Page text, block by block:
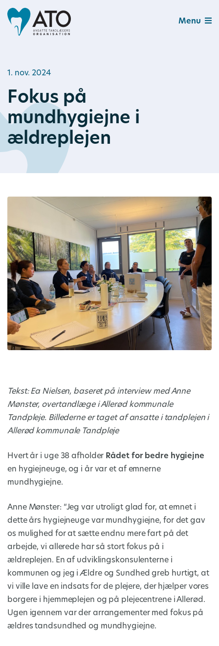
Menu
1. nov. 2024
Fokus på
mundhygiejne i
ældreplejen
Tekst: Ea Nielsen, baseret på interview med Anne
Mønster, overtandlæge i Allerød kommunale
Tandpleje. Billederne er taget af ansatte i tandplejen i
Allerød kommunale Tandpleje
Hvert år i uge 38 afholder Rådet for bedre hygiejne
en hygiejneuge, og i år var et af emnerne
mundhygiejne.
Anne Mønster: “Jeg var utroligt glad for, at emnet i
dette års hygiejneuge var mundhygiejne, for det gav
os mulighed for at sætte endnu mere fart på det
arbejde, vi allerede har så stort fokus på i
ældreplejen. En af udviklingskonsulenterne i
kommunen og jeg i Ældre og Sundhed greb hurtigt, at
vi ville lave en indsats for de plejere, der hjælper vores
borgere i hjemmeplejen og på plejecentrene i Allerød.
Ugen igennem var der arrangementer med fokus på
ældres tandsundhed og mundhygiejne.